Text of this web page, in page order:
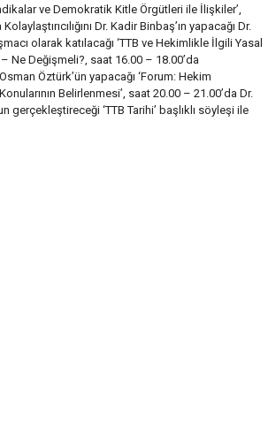
ve Demokratik Kitle Örgütleri ile İlişkiler’,
Dr. Kadir Binbaş’ın yapacağı Dr.
olarak katılacağı ‘TTB ve Hekimlikle İlgili Yasal
Ne Değişmeli?, saat 16.00 – 18.00’da
Osman Öztürk’ün yapacağı ‘Forum: Hekim
Belirlenmesi’, saat 20.00 – 21.00’da Dr.
gerçekleştireceği ‘TTB Tarihi’ başlıklı söyleşi ile